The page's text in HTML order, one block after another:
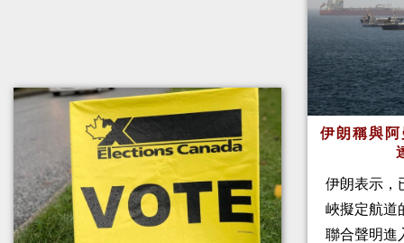
伊朗稱與
伊朗表示，
峽擬定航道
聯合聲明進